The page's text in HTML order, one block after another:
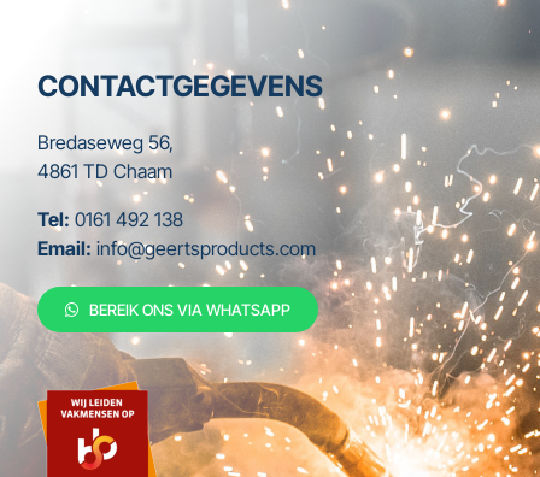
CONTACTGEGEVENS
Bredaseweg 56,
4861 TD Chaam
Tel: 0161 492 138
Email: info@geertsproducts.com
BEREIK ONS VIA WHATSAPP